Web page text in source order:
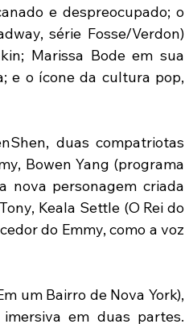
e despreocupado; o
série Fosse/Verdon)
Marissa Bode em sua
e o ícone da cultura pop,
duas compatriotas
Bowen Yang (programa
nova personagem criada
Keala Settle (O Rei do
do Emmy, como a voz